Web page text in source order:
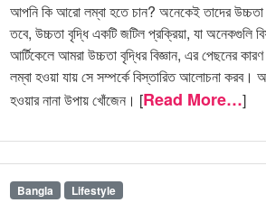
আপনি কি আরো লম্বা হতে চান? অনেকেই তাদের উচ্চতা
তবে, উচ্চতা বৃদ্ধি একটি জটিল প্রক্রিয়া, যা অনেকগুলি
আর্টিকেলে আমরা উচ্চতা বৃদ্ধির বিজ্ঞান, এর পেছনের
লম্বা হওয়া যায় সে সম্পর্কে বিস্তারিত আলোচনা
হওয়ার নানা উপায় খোঁজেন। [Read More…]
Bangla Lifestyle